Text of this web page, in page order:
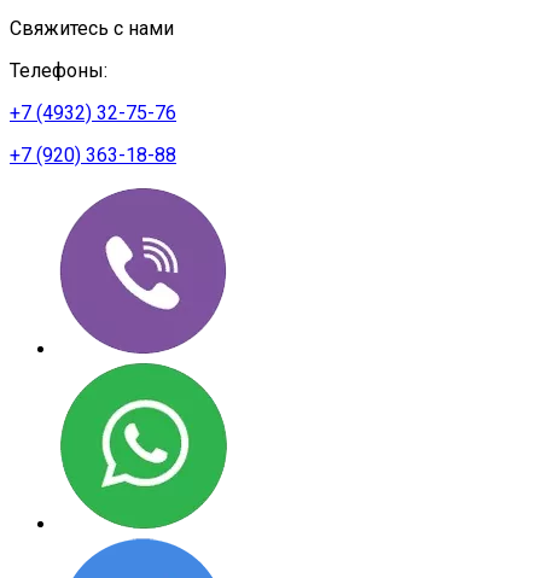
Свяжитесь с нами
Телефоны:
+7 (4932) 32-75-76
+7 (920) 363-18-88